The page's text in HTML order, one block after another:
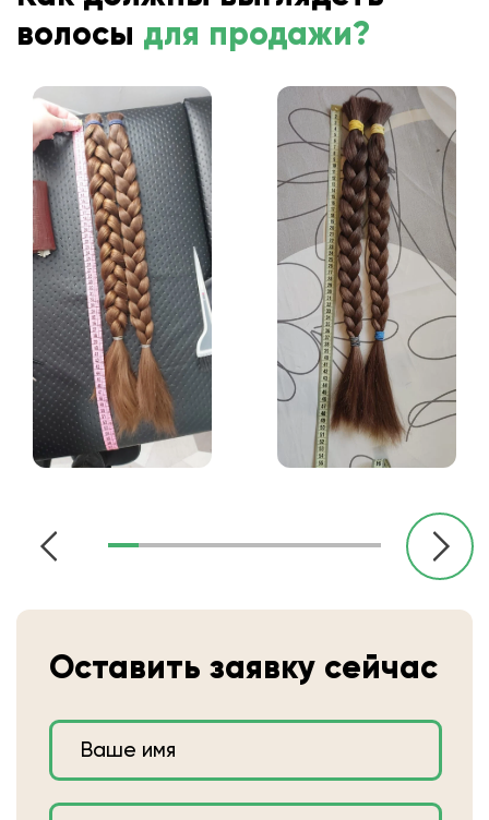
волосы для продажи?
Оставить заявку сейчас